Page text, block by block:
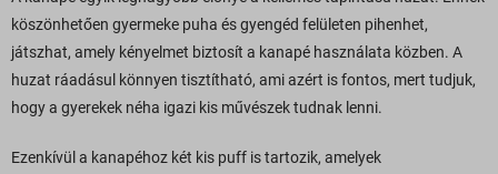
köszönhetően gyermeke puha és gyengéd felületen pihenhet,
játszhat, amely kényelmet biztosít a kanapé használata közben. A
huzat ráadásul könnyen tisztítható, ami azért is fontos, mert tudjuk,
hogy a gyerekek néha igazi kis művészek tudnak lenni.
Ezenkívül a kanapéhoz két kis puff is tartozik, amelyek